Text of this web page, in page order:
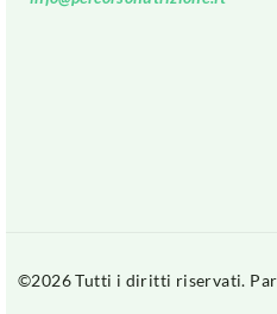
©2026 Tutti i diritti riservati.